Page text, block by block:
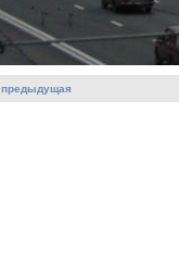
предыдущая